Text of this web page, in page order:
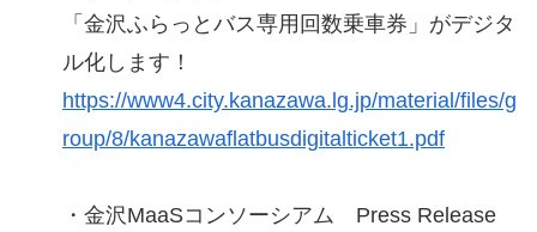
「金沢ふらっとバス専用回数乗車券」がデジタ
ル化します！
https://www4.city.kanazawa.lg.jp/material/files/g
roup/8/kanazawaflatbusdigitalticket1.pdf
・金沢MaaSコンソーシアム Press Release